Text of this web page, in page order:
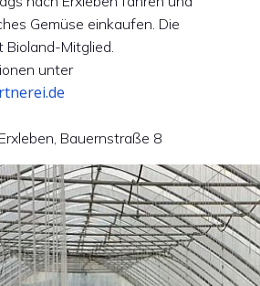
Gemüse einkaufen. Die
Bioland-Mitglied.
unter
Bauernstraße 8